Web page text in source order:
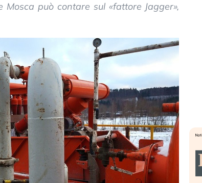
può contare sul «fattore Jagger»,